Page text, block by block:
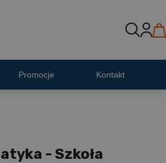
Promocje Kontakt
- Szkoła